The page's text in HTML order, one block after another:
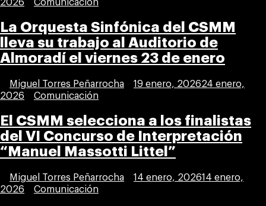
2026
Comunicación
La Orquesta Sinfónica del CSMM
lleva su trabajo al Auditorio de
Almoradí el viernes 23 de enero
Publicada
por
Miguel Torres Peñarrocha 19 enero, 202624 enero,
2026
Publicada
Comunicación
El CSMM selecciona a los finalistas
del VI Concurso de Interpretación
“Manuel Massotti Littel”
Publicada
por
Miguel Torres Peñarrocha 14 enero, 202614 enero,
2026
Publicada
Comunicación